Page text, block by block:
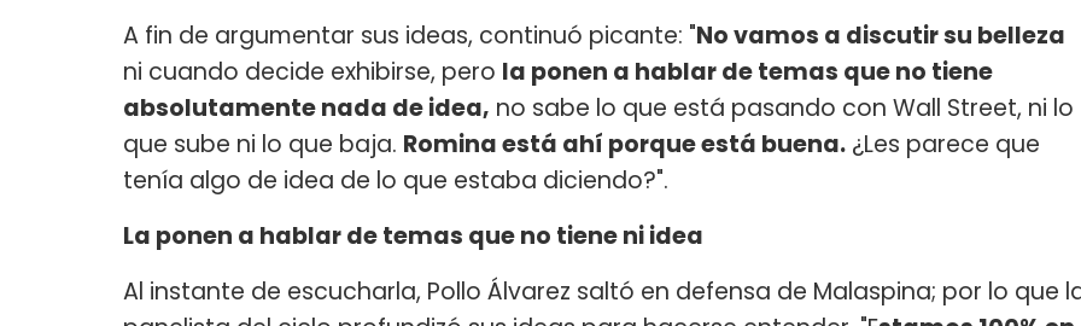
A fin de argumentar sus ideas, continuó picante: "No vamos a discutir su belleza
ni cuando decide exhibirse, pero la ponen a hablar de temas que no tiene
absolutamente nada de idea, no sabe lo que está pasando con Wall Street, ni lo
que sube ni lo que baja. Romina está ahí porque está buena. ¿Les parece que
tenía algo de idea de lo que estaba diciendo?".
La ponen a hablar de temas que no tiene ni idea
Al instante de escucharla, Pollo Álvarez saltó en defensa de Malaspina; por lo que